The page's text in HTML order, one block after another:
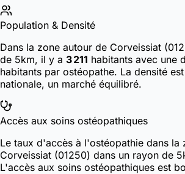
Population & Densité
Dans la zone autour de Corveissiat
de 5km, il y a 3 211 habitants avec une
habitants par ostéopathe. La densité
nationale, un marché équilibré.
Accès aux soins ostéopathiques
Le taux d'accès à l'ostéopathie dans la
Corveissiat (01250) dans un rayon de
L'accès aux soins ostéopathiques est